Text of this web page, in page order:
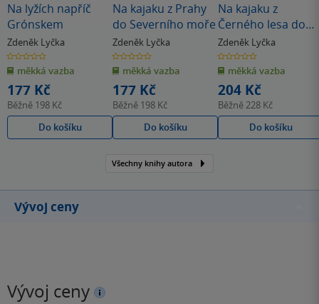
Na lyžích napříč
Grónskem
Zdeněk Lyčka
0.0
z
5
hvězdiček
měkká vazba
177 Kč
Běžně 198 Kč
Do košíku
Na kajaku z Prahy
do Severního moře
Zdeněk Lyčka
0.0
z
5
hvězdiček
měkká vazba
177 Kč
Běžně 198 Kč
Do košíku
Na kajaku z
Černého lesa do
Černého moře
Zdeněk Lyčka
0.0
z
5
hvězdiček
měkká vazba
204 Kč
Běžně228 Kč
Do košíku
Všechny knihy autora
Vývoj ceny
Vývoj ceny